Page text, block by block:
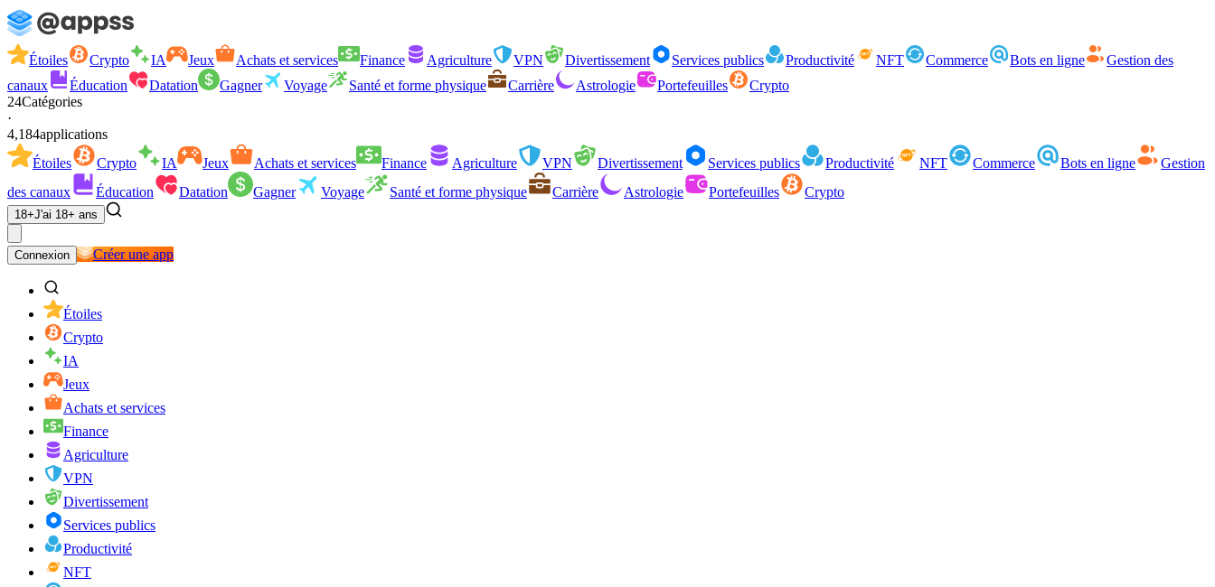
Étoiles Crypto IA Jeux Achats et services Finance Agriculture VPN Divertissement Services publics Productivité NFT Commerce Bots en ligne
Gestion des
canaux
Éducation Datation Gagner Voyage Santé et forme physique Carrière Astrologie Portefeuilles
Crypto
24Catégories
·
4,184applications
Étoiles
Crypto IA Jeux Achats et services Finance Agriculture VPN Divertissement Services publics Productivité NFT Commerce Bots en ligne
Gestion
des canaux
Éducation Datation Gagner Voyage Santé et forme physique Carrière Astrologie Portefeuilles Crypto
18+J'ai 18+ ans
Connexion Créer une app
Étoiles
Crypto
IA
Jeux
Achats et services
Finance
Agriculture
VPN
Divertissement
Services publics
Productivité
NFT